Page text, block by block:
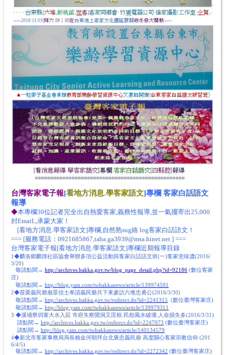
台灣客家電子報[看地方消息.學客家語文]專欄 客家白話語文
報導
◆本專欄30位記者完全出自熱愛客家,義務性報導,並一氣擺寄出25,000
封EmaiL,承蒙大家！
[看地方消息.學客家語文]專欄,自然熟sug絡 log客家白話語文！
=== [服務電話：0921685867,taha.ga3939@msa.hinet.net ] ===
台灣客家電子報[看地方消息.學客家語文]專欄近期報導目錄
1◆麟洛鄉麟蹄社區協會舉辦多項公益活動與客家白話語文班(一)客家意味濃(2016/
3/20)
敬請點閱→ http://archives.hakka.gov.tw/blog_page_detail.php?id=92186 (數位客家
庄)
敬請點閱→ http://blog.yam.com/twhakkanews/article/139974591
2◆苗栗義民爺廟眾信士奉請義民爺共下來參訪六堆忠勇公(2016/3/30)
敬請點閱→ http://archives.hakka.gov.tw/redirect.do?id=2241315 (數位臺灣客家庄)
敬請點閱→ http://blog.yam.com/twhakkanews/article/139979311
3 ◆溪埔寮圳塞大水入莊 市府失察開洞又匡框.民怨風水破壞.人命損失多(2016/3/31)
請點閱→ http://archives.hakka.gov.tw/redirect.do?id=2247073 (數位臺灣客家庄)
請點閱→ http://blog.yam.com/twhakkanews/article/140134579
4◆新北市客家事務局局長賴金河朝拜台北褒忠義民廟 高度關心客家宗教信仰 (201
6/4/5)
敬請點閱→ http://archives.hakka.gov.tw/redirect.do?id=2272342 (數位臺灣客家庄)